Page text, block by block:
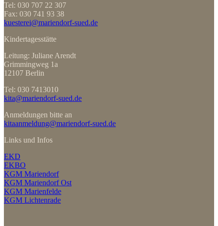
Tel: 030 707 22 307
Fax: 030 741 93 38
kuesterei@mariendorf-sued.de
Kindertagesstätte
Leitung: Juliane Arendt
Grimmingweg 1a
12107 Berlin
Tel: 030 7413010
kita@mariendorf-sued.de
Anmeldungen bitte an
kitaanmeldung@mariendorf-sued.de
Links und Infos
EKD
EKBO
KGM Mariendorf
KGM Mariendorf Ost
KGM Marienfelde
KGM Lichtenrade